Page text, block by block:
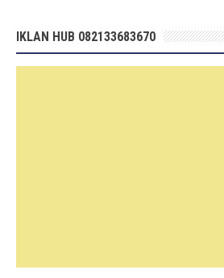
IKLAN HUB 082133683670